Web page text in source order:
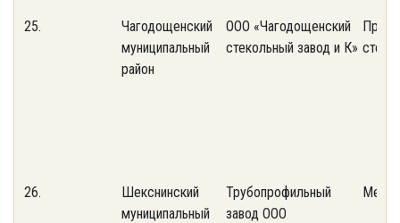
25.
Чагодощенский
муниципальный
район
ООО «Чагодощенский
стекольный завод и К»
26.
Шекснинский
муниципальный
Трубопрофильный
завод ООО